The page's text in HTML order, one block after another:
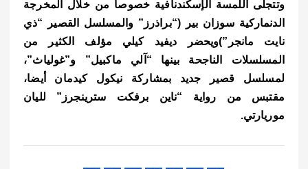
وتتجلى اللمسة الإسكندنافية خصوصا من خلال المخرجة
الدنماركية سوزان بير (“براذرز” والمسلسل القصير “ذي
نايت مانجر”)ويحضر ديفيد كيلي مؤلف الكثير من
المسلسلات الناجحة بينها “آلي ماكبيل” و”غولياث”،
لمسلسل قصير جديد بمشاركة نيكول كيدمان أيضا،
مقتبس من رواية “ناين برفكت سترينجرز” لليان
موريارتي.